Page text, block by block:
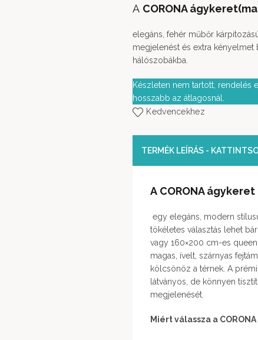
A CORONA
elegáns, fehér műbőr
megjelenést és extra
hálószobákba.
Készleten nem tartott, rendelés
hosszabb az átlagosnál.
Kedvencekhez
TERMÉK LEÍRÁS -
A CORONA ágykeret
egy elegáns, modern
tökéletes választás lehet
vagy 160×200 cm-es
magas, ívelt, szárnyas
kölcsönöz a térnek. A
látványos, de könnyen
megjelenését.
Miért válassza a